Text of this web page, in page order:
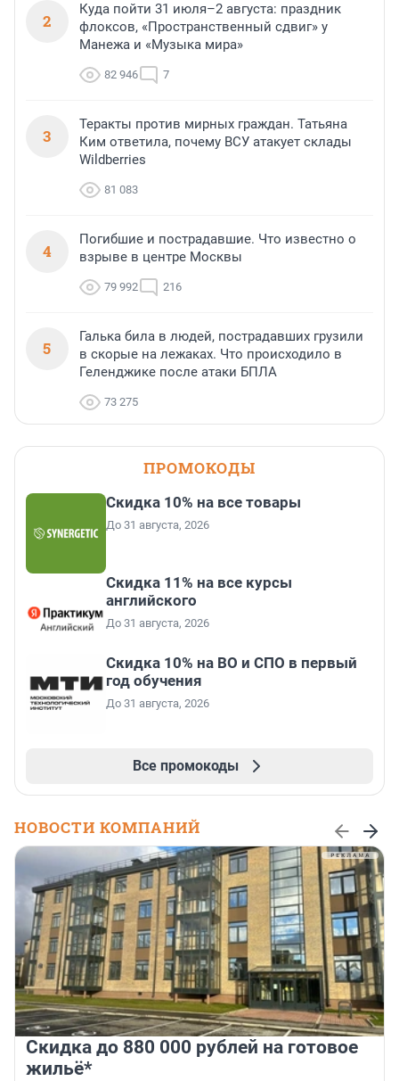
2
Куда пойти 31 июля–2 августа: праздник
флоксов, «Пространственный сдвиг» у
Манежа и «Музыка мира»
82 946 7
3
Теракты против мирных граждан. Татьяна
Ким ответила, почему ВСУ атакует склады
Wildberries
81 083
4
Погибшие и пострадавшие. Что известно о
взрыве в центре Москвы
79 992 216
5
Галька била в людей, пострадавших грузили
в скорые на лежаках. Что происходило в
Геленджике после атаки БПЛА
73 275
ПРОМОКОДЫ
Скидка 10% на все товары
До 31 августа, 2026
Скидка 11% на все курсы
английского
До 31 августа, 2026
Скидка 10% на ВО и СПО в первый
год обучения
До 31 августа, 2026
Все промокоды
НОВОСТИ КОМПАНИЙ
Скидка до 880 000 рублей на готовое
жильё*